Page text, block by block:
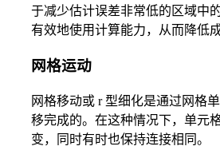
于减少估计误差非常低的区域中
有效地使用计算能力，从而降低
网格运动
网格移动或 r 型细化是通过网格
移完成的。在这种情况下，单元
变，同时有时也保持连接相同。